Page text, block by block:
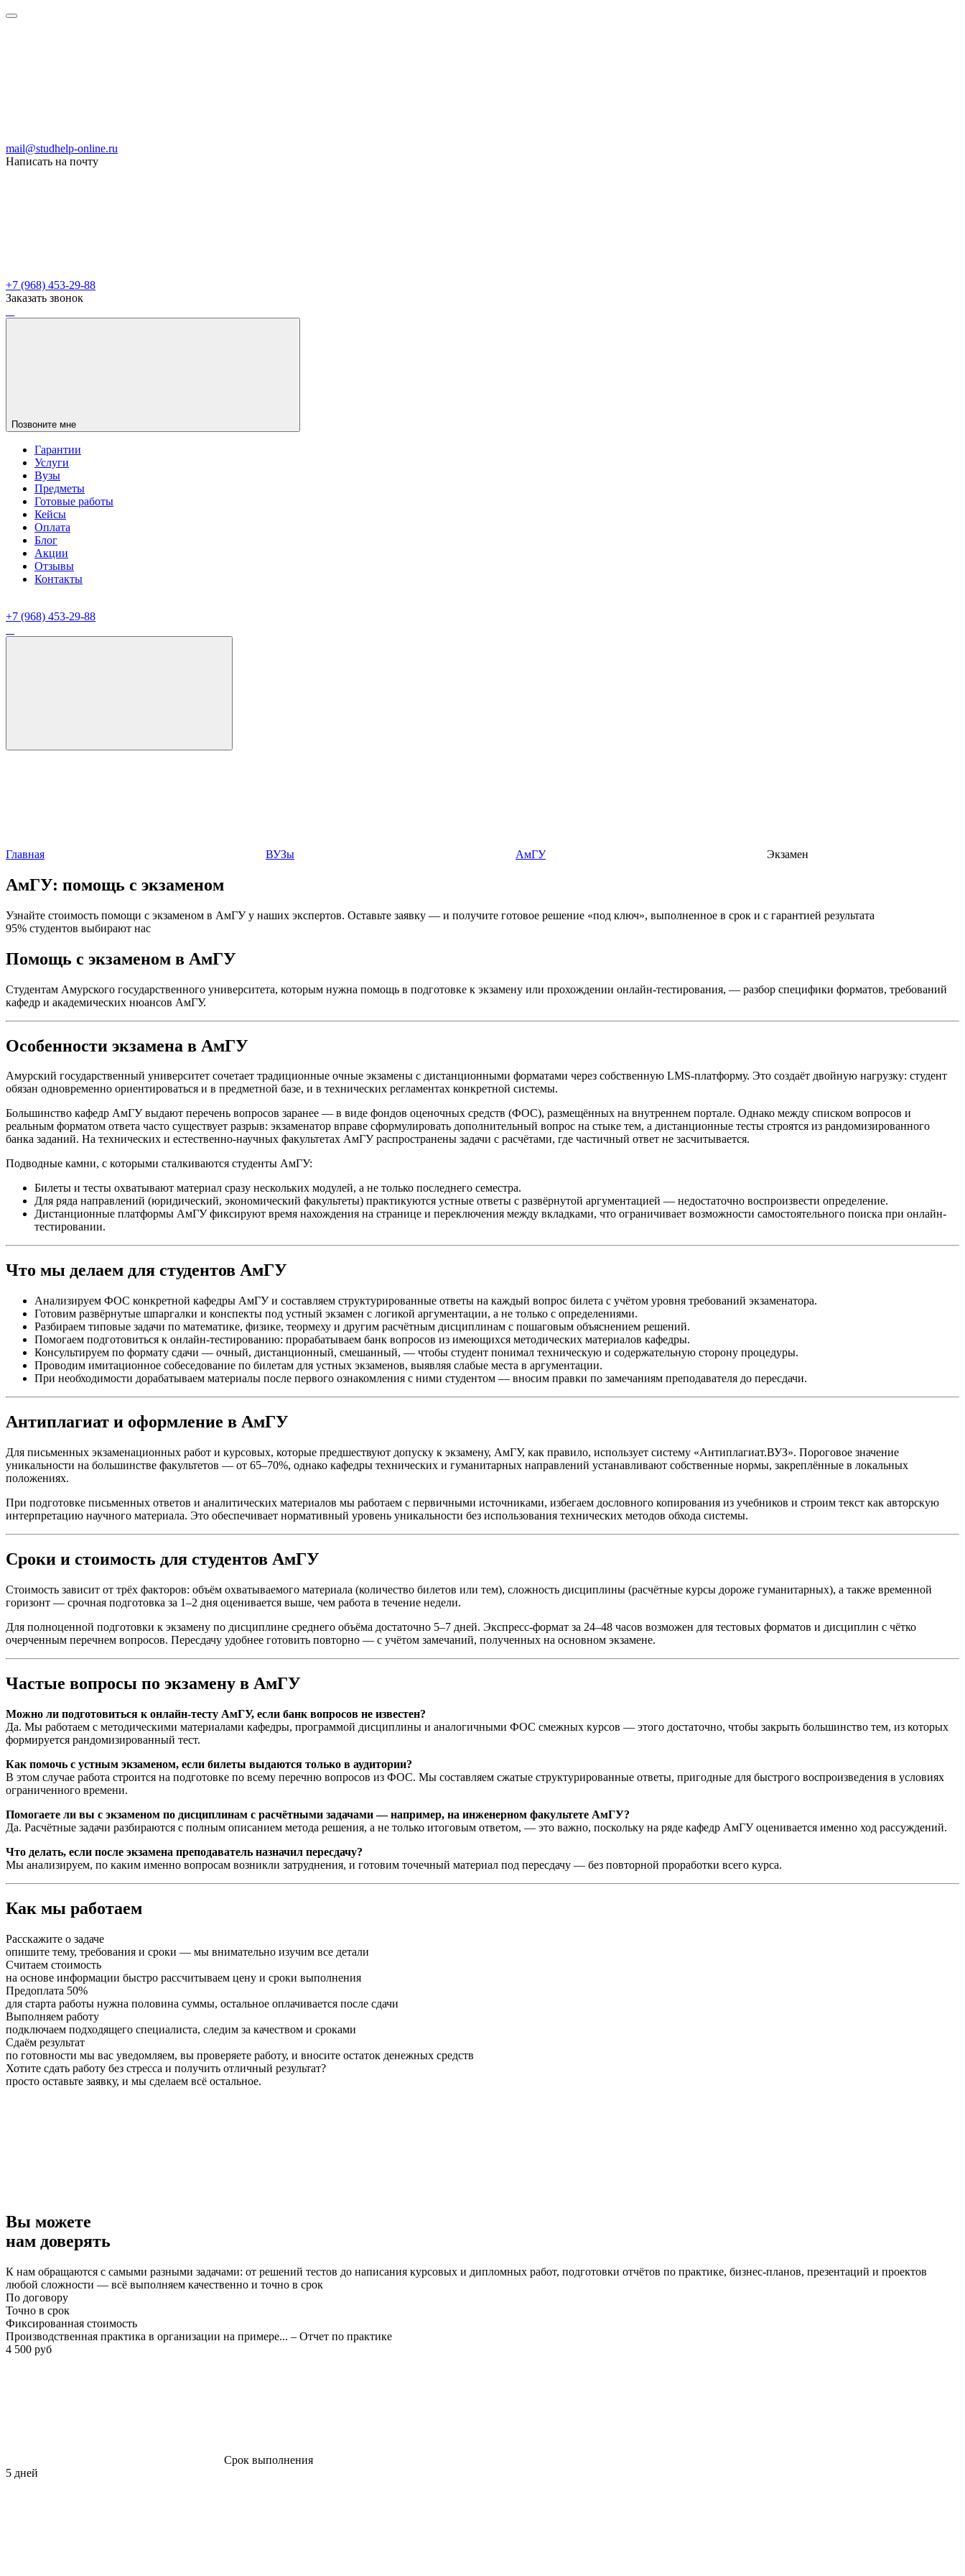
mail@studhelp-online.ru
Написать на почту
+7 (968) 453-29-88
Заказать звонок
Позвоните мне
Гарантии
Услуги
Вузы
Предметы
Готовые работы
Кейсы
Оплата
Блог
Акции
Отзывы
Контакты
+7 (968) 453-29-88
Главная ВУЗы АмГУ Экзамен
АмГУ: помощь с экзаменом
Узнайте стоимость помощи с экзаменом в АмГУ у наших экспертов. Оставьте заявку — и получите готовое решение «под ключ», выполненное в срок и с гарантией результата
95% студентов выбирают нас
Помощь с экзаменом в АмГУ
Студентам Амурского государственного университета, которым нужна помощь в подготовке к экзамену или прохождении онлайн-тестирования, — разбор специфики форматов, требований
кафедр и академических нюансов АмГУ.
Особенности экзамена в АмГУ
Амурский государственный университет сочетает традиционные очные экзамены с дистанционными форматами через собственную LMS-платформу. Это создаёт двойную нагрузку: студент
обязан одновременно ориентироваться и в предметной базе, и в технических регламентах конкретной системы.
Большинство кафедр АмГУ выдают перечень вопросов заранее — в виде фондов оценочных средств (ФОС), размещённых на внутреннем портале. Однако между списком вопросов и
реальным форматом ответа часто существует разрыв: экзаменатор вправе сформулировать дополнительный вопрос на стыке тем, а дистанционные тесты строятся из рандомизированного
банка заданий. На технических и естественно-научных факультетах АмГУ распространены задачи с расчётами, где частичный ответ не засчитывается.
Подводные камни, с которыми сталкиваются студенты АмГУ:
Билеты и тесты охватывают материал сразу нескольких модулей, а не только последнего семестра.
Для ряда направлений (юридический, экономический факультеты) практикуются устные ответы с развёрнутой аргументацией — недостаточно воспроизвести определение.
Дистанционные платформы АмГУ фиксируют время нахождения на странице и переключения между вкладками, что ограничивает возможности самостоятельного поиска при онлайн-
тестировании.
Что мы делаем для студентов АмГУ
Анализируем ФОС конкретной кафедры АмГУ и составляем структурированные ответы на каждый вопрос билета с учётом уровня требований экзаменатора.
Готовим развёрнутые шпаргалки и конспекты под устный экзамен с логикой аргументации, а не только с определениями.
Разбираем типовые задачи по математике, физике, теормеху и другим расчётным дисциплинам с пошаговым объяснением решений.
Помогаем подготовиться к онлайн-тестированию: прорабатываем банк вопросов из имеющихся методических материалов кафедры.
Консультируем по формату сдачи — очный, дистанционный, смешанный, — чтобы студент понимал техническую и содержательную сторону процедуры.
Проводим имитационное собеседование по билетам для устных экзаменов, выявляя слабые места в аргументации.
При необходимости дорабатываем материалы после первого ознакомления с ними студентом — вносим правки по замечаниям преподавателя до пересдачи.
Антиплагиат и оформление в АмГУ
Для письменных экзаменационных работ и курсовых, которые предшествуют допуску к экзамену, АмГУ, как правило, использует систему «Антиплагиат.ВУЗ». Пороговое значение
уникальности на большинстве факультетов — от 65–70%, однако кафедры технических и гуманитарных направлений устанавливают собственные нормы, закреплённые в локальных
положениях.
При подготовке письменных ответов и аналитических материалов мы работаем с первичными источниками, избегаем дословного копирования из учебников и строим текст как авторскую
интерпретацию научного материала. Это обеспечивает нормативный уровень уникальности без использования технических методов обхода системы.
Сроки и стоимость для студентов АмГУ
Стоимость зависит от трёх факторов: объём охватываемого материала (количество билетов или тем), сложность дисциплины (расчётные курсы дороже гуманитарных), а также временной
горизонт — срочная подготовка за 1–2 дня оценивается выше, чем работа в течение недели.
Для полноценной подготовки к экзамену по дисциплине среднего объёма достаточно 5–7 дней. Экспресс-формат за 24–48 часов возможен для тестовых форматов и дисциплин с чётко
очерченным перечнем вопросов. Пересдачу удобнее готовить повторно — с учётом замечаний, полученных на основном экзамене.
Частые вопросы по экзамену в АмГУ
Можно ли подготовиться к онлайн-тесту АмГУ, если банк вопросов не известен?
Да. Мы работаем с методическими материалами кафедры, программой дисциплины и аналогичными ФОС смежных курсов — этого достаточно, чтобы закрыть большинство тем, из которых
формируется рандомизированный тест.
Как помочь с устным экзаменом, если билеты выдаются только в аудитории?
В этом случае работа строится на подготовке по всему перечню вопросов из ФОС. Мы составляем сжатые структурированные ответы, пригодные для быстрого воспроизведения в условиях
ограниченного времени.
Помогаете ли вы с экзаменом по дисциплинам с расчётными задачами — например, на инженерном факультете АмГУ?
Да. Расчётные задачи разбираются с полным описанием метода решения, а не только итоговым ответом, — это важно, поскольку на ряде кафедр АмГУ оценивается именно ход рассуждений.
Что делать, если после экзамена преподаватель назначил пересдачу?
Мы анализируем, по каким именно вопросам возникли затруднения, и готовим точечный материал под пересдачу — без повторной проработки всего курса.
Как мы работаем
Расскажите о задаче
опишите тему, требования и сроки — мы внимательно изучим все детали
Считаем стоимость
на основе информации быстро рассчитываем цену и сроки выполнения
Предоплата 50%
для старта работы нужна половина суммы, остальное оплачивается после сдачи
Выполняем работу
подключаем подходящего специалиста, следим за качеством и сроками
Сдаём результат
по готовности мы вас уведомляем, вы проверяете работу, и вносите остаток денежных средств
Хотите сдать работу без стресса и получить отличный результат?
просто оставьте заявку, и мы сделаем всё остальное.
Вы можете
нам доверять
К нам обращаются с самыми разными задачами: от решений тестов до написания курсовых и дипломных работ, подготовки отчётов по практике, бизнес-планов, презентаций и проектов
любой сложности — всё выполняем качественно и точно в срок
По договору
Точно в срок
Фиксированная стоимость
Производственная практика в организации на примере... – Отчет по практике
4 500 руб
Срок выполнения
5 дней